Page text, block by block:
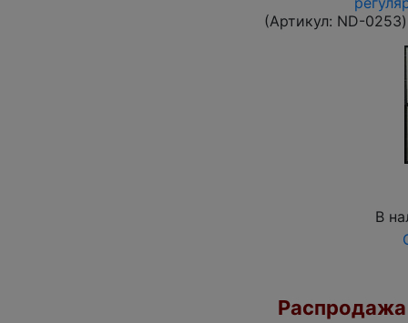
(Артикул: ND-0253)
В
Распродажа